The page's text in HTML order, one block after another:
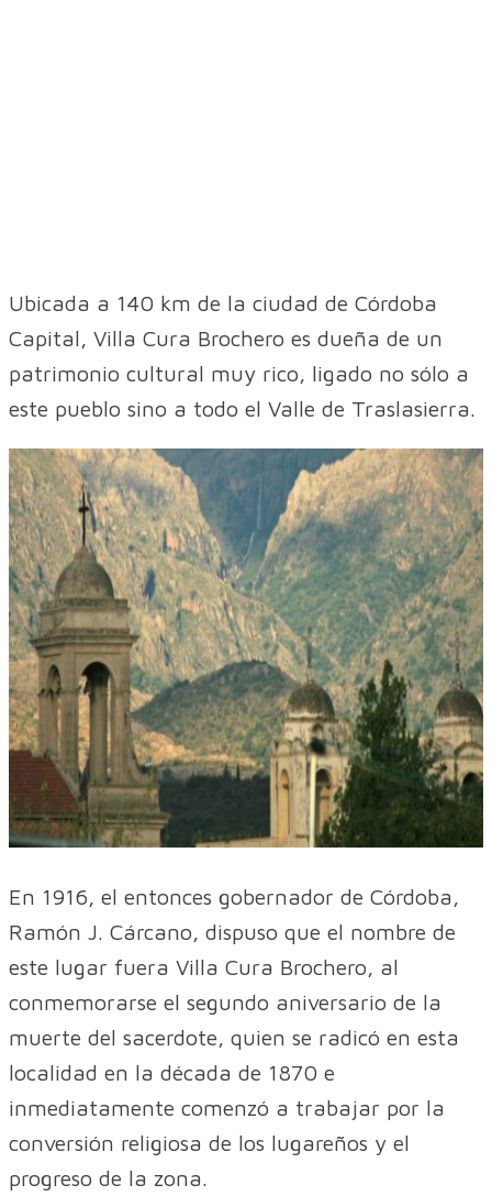
Ubicada a 140 km de la ciudad de Córdoba
Capital, Villa Cura Brochero es dueña de un
patrimonio cultural muy rico, ligado no sólo a
este pueblo sino a todo el Valle de Traslasierra.
En 1916, el entonces gobernador de Córdoba,
Ramón J. Cárcano, dispuso que el nombre de
este lugar fuera Villa Cura Brochero, al
conmemorarse el segundo aniversario de la
muerte del sacerdote, quien se radicó en esta
localidad en la década de 1870 e
inmediatamente comenzó a trabajar por la
conversión religiosa de los lugareños y el
progreso de la zona.